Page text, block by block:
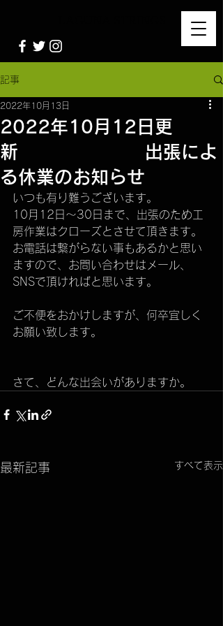
記事
2022年10月12日更
新 出張によ
る休業のお知らせ
2022年10月13日
いつも有り難うございます。
10月12日〜30日まで、出張のため工
房作業はクローズとさせて頂きます。
お電話は繋がらない事もあるかと思い
ますので、お問い合わせはメール、
SNSで頂ければと思います。
ご不便をおかけしますが、何卒宜しく
お願い致します。
さて、どんな出会いがありますか。
最新記事 すべて表示